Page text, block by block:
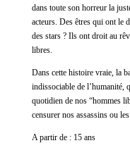
dans toute son horreur la
acteurs. Des êtres qui ont le
des stars ? Ils ont droit au
libres.
Dans cette histoire vraie, la
indissociable de l’humanité,
quotidien de nos “hommes
censurer nos assassins ou
A partir de : 15 ans